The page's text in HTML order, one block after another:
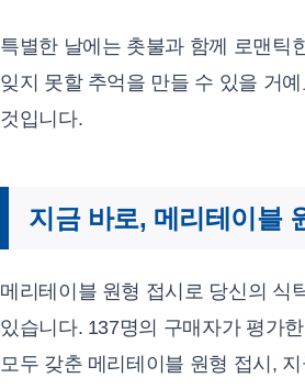
특별한 날에는 촛불과 함께 로맨틱
잊지 못할 추억을 만들 수 있을 거
것입니다.
지금 바로, 메리테이블
메리테이블 원형 접시로 당신의 식
있습니다. 137명의 구매자가 평가
모두 갖춘 메리테이블 원형 접시,